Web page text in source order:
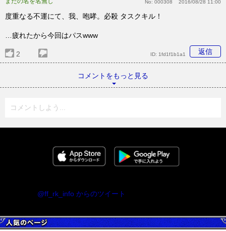
No: 000308 2016/08/28 11:00
度重なる不運にて、我、咆哮。必殺 タスクキル！
…疲れたから今回はパスwww
2 返信
ID: 1fd1f1b1a1
コメントをもっと見る
コメントしよう...
@ff_rk_info からのツイート